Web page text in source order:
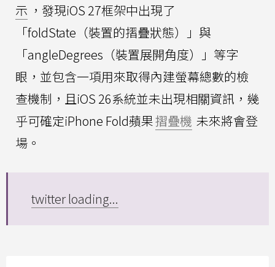
示 ，發現iOS 27框架中出現了
「foldState（裝置的摺疊狀態）」與
「angleDegrees（裝置展開角度）」等字
眼，並包含一項用來取得內建螢幕總數的檢
查機制，且iOS 26系統並未出現相關資訊，幾
乎可確定iPhone Fold蘋果摺疊機 未來將會登
場。
twitter loading...